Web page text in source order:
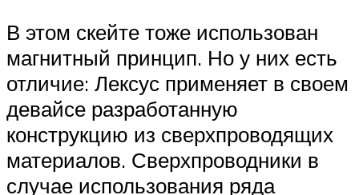
В этом скейте тоже использован
магнитный принцип. Но у них есть
отличие: Лексус применяет в своем
девайсе разработанную
конструкцию из сверхпроводящих
материалов. Сверхпроводники в
случае использования ряда